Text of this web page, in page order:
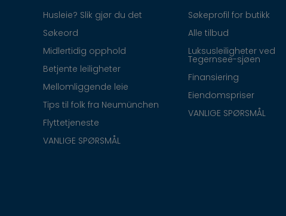
Husleie? Slik gjør du det
Søkeord
Midlertidig opphold
Betjente leiligheter
Mellomliggende leie
Tips til folk fra Neumünchen
Flyttetjeneste
VANLIGE SPØRSMÅL
Søkeprofil for butikk
Alle tilbud
Luksusleiligheter ved
Tegernsee-sjøen
Finansiering
Eiendomspriser
VANLIGE SPØRSMÅL